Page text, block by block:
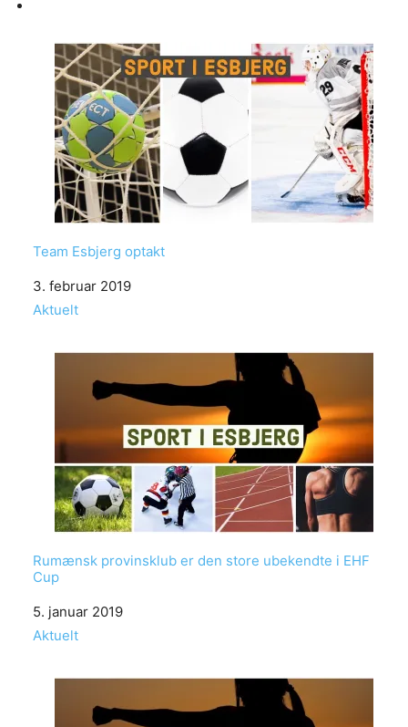
Team Esbjerg optakt
Date
3. februar 2019
In relation to
Aktuelt
Rumænsk provinsklub er den store ubekendte i EHF
Cup
Date
5. januar 2019
In relation to
Aktuelt